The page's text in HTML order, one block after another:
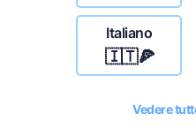
Italiano
🇮🇹🍕
Vedere